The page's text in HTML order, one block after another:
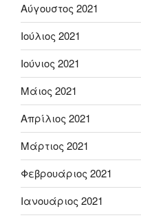
Αύγουστος 2021
Ιούλιος 2021
Ιούνιος 2021
Μάιος 2021
Απρίλιος 2021
Μάρτιος 2021
Φεβρουάριος 2021
Ιανουάριος 2021